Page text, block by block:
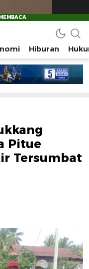
Utuh Hiburan
Pitue
Tersumbat